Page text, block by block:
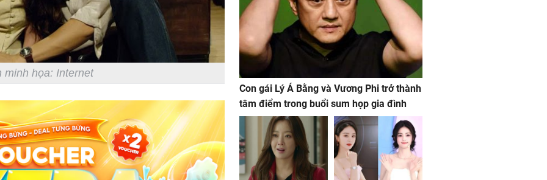
minh họa: Internet
Con gái Lý Á Bằng và Vương Phi trở thành
tâm điểm trong buổi sum họp gia đình